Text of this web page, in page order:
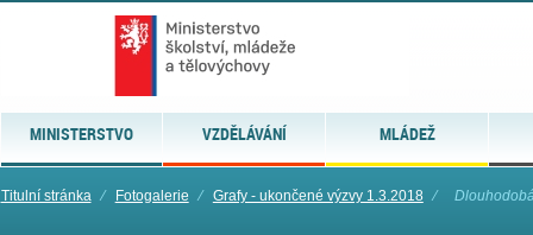
MINISTERSTVO VZDĚLÁVÁNÍ MLÁDEŽ
Titulní stránka ⁄ Fotogalerie ⁄ Grafy - ukončené výzvy 1.3.2018 ⁄